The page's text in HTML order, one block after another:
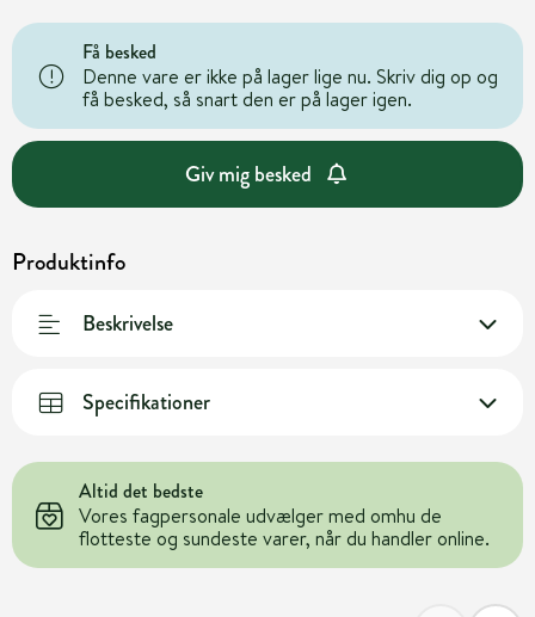
Få besked
Denne vare er ikke på lager lige nu. Skriv dig op og
få besked, så snart den er på lager igen.
Giv mig besked
Produktinfo
Beskrivelse
Specifikationer
Altid det bedste
Vores fagpersonale udvælger med omhu de
flotteste og sundeste varer, når du handler online.